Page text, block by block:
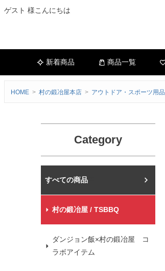
ゲスト 様こんにちは
新着商品 商品一覧
HOME 村の鍛冶屋本店 アウトドア・スポーツ用品
Category
村の鍛冶屋本店
村の鍛冶屋 / TSBBQ
ダンジョン飯×村の鍛冶屋 コ
ラボアイテム